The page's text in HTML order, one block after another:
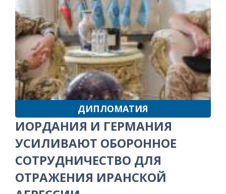
ДИПЛОМАТИЯ
ИОРДАНИЯ И ГЕРМАНИЯ
УСИЛИВАЮТ ОБОРОННОЕ
СОТРУДНИЧЕСТВО ДЛЯ
ОТРАЖЕНИЯ ИРАНСКОЙ